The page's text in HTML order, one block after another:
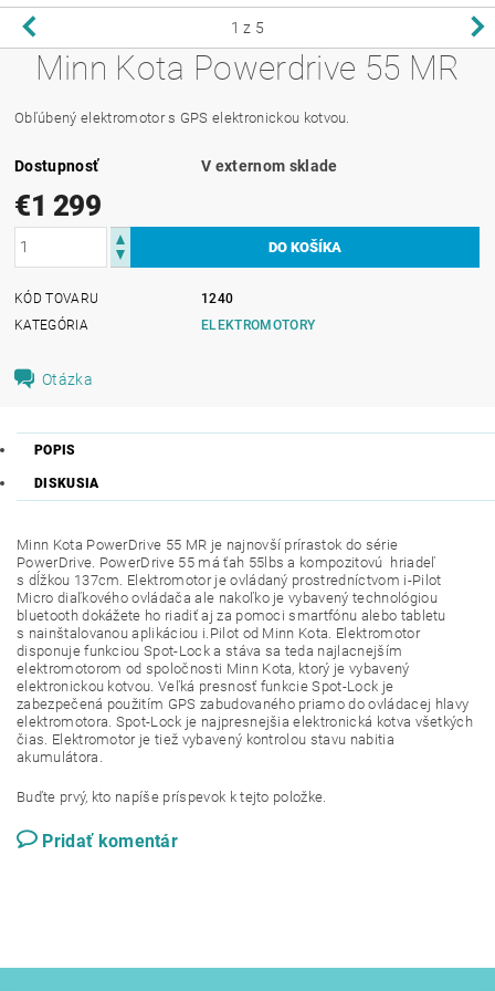
1 z 5
Minn Kota Powerdrive 55 MR
Obľúbený elektromotor s GPS elektronickou kotvou.
Dostupnosť V externom sklade
€1 299
KÓD TOVARU
1240
KATEGÓRIA
ELEKTROMOTORY
Otázka
POPIS
DISKUSIA
Minn Kota PowerDrive 55 MR je najnovší prírastok do série
PowerDrive. PowerDrive 55 má ťah 55lbs a kompozitovú hriadeľ
s dĺžkou 137cm. Elektromotor je ovládaný prostredníctvom i-Pilot
Micro diaľkového ovládača ale nakoľko je vybavený technológiou
bluetooth dokážete ho riadiť aj za pomoci smartfónu alebo tabletu
s nainštalovanou aplikáciou i.Pilot od Minn Kota. Elektromotor
disponuje funkciou Spot-Lock a stáva sa teda najlacnejším
elektromotorom od spoločnosti Minn Kota, ktorý je vybavený
elektronickou kotvou. Veľká presnosť funkcie Spot-Lock je
zabezpečená použitím GPS zabudovaného priamo do ovládacej hlavy
elektromotora. Spot-Lock je najpresnejšia elektronická kotva všetkých
čias. Elektromotor je tiež vybavený kontrolou stavu nabitia
akumulátora.
Buďte prvý, kto napíše príspevok k tejto položke.
Pridať komentár